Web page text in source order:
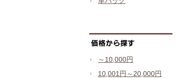
～10,000円
10,001円～20,000円